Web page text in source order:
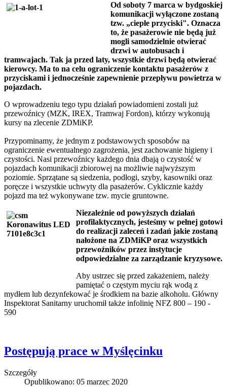
Od soboty 7 marca w bydgoskiej
komunikacji wyłączone zostaną
tzw. „ciepłe przyciski". Oznacza
to, że pasażerowie nie będą już
mogli samodzielnie otwierać
drzwi w autobusach i
tramwajach. Tak ja przed laty, wszystkie drzwi będą otwierać
kierowcy. Ma to na celu ograniczenie kontaktu pasażerów z
przyciskami i jednocześnie zapewnienie przepływu powietrza w
pojazdach.
O wprowadzeniu tego typu działań powiadomieni zostali już
przewoźnicy (MZK, IREX, Tramwaj Fordon), którzy wykonują
kursy na zlecenie ZDMiKP.
Przypominamy, że jednym z podstawowych sposobów na
ograniczenie ewentualnego zagrożenia, jest zachowanie higieny i
czystości. Nasi przewoźnicy każdego dnia dbają o czystość w
pojazdach komunikacji zbiorowej na możliwie najwyższym
poziomie. Sprzątane są siedzenia, podłogi, szyby, kasowniki oraz
poręcze i wszystkie uchwyty dla pasażerów. Cyklicznie każdy
pojazd ma też wykonywane tzw. mycie gruntowne.
Niezależnie od powyższych działań
profilaktycznych, jesteśmy w pełnej gotowi
do realizacji zaleceń i zadań jakie zostaną
nałożone na ZDMiKP oraz wszystkich
przewoźników przez instytucje
odpowiedzialne za zarządzanie kryzysowe.
Aby ustrzec się przed zakażeniem, należy
pamiętać o częstym myciu rąk wodą z
mydłem lub dezynfekować je środkiem na bazie alkoholu. Główny
Inspektorat Sanitarny uruchomił także infolinię NFZ 800 – 190 -
590
Postępują prace w Myślęcinku
Szczegóły
Opublikowano: 05 marzec 2020